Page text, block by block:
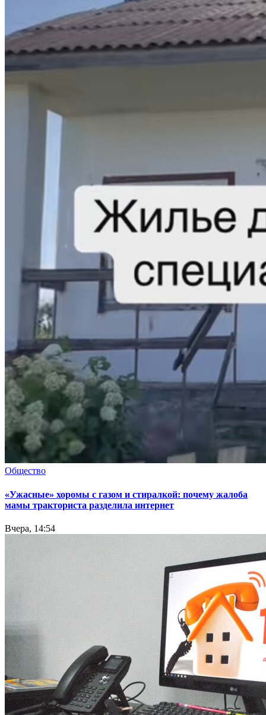
Общество
«Ужасные» хоромы с газом и стиралкой: почему жалоба
мамы тракториста разделила интернет
Вчера, 14:54